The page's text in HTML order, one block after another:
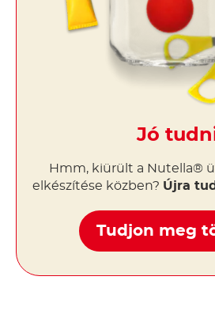
Jó
Hmm, kiürült a Nutella®
elkészítése közben? Újra
Tudjon meg